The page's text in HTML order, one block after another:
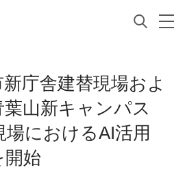
庁舎建替現場およ
山新キャンパス
におけるAI活用
始